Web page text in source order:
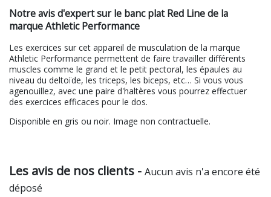
Notre avis d'expert sur le banc plat Red Line de la
marque Athletic Performance
Les exercices sur cet appareil de musculation de la marque
Athletic Performance permettent de faire travailler différents
muscles comme le grand et le petit pectoral, les épaules au
niveau du deltoïde, les triceps, les biceps, etc… Si vous vous
agenouillez, avec une paire d'haltères vous pourrez effectuer
des exercices efficaces pour le dos.
Disponible en gris ou noir. Image non contractuelle.
Les avis de nos clients - Aucun avis n'a encore été
déposé